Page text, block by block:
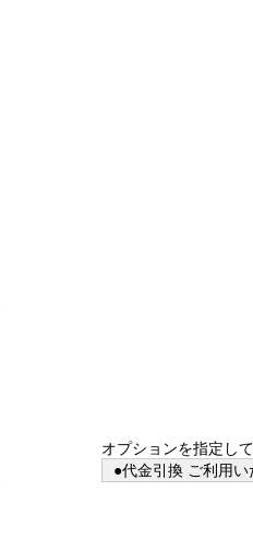
オプションを指定し
●代金引換 ご利用